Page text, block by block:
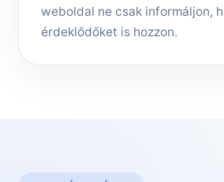
weboldal ne csak informáljon,
érdeklődőket is hozzon.